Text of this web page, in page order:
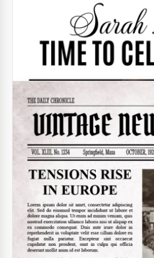
Journal vintage
Le journal ancien que nous
vous est vraiment génial.
Google Docs